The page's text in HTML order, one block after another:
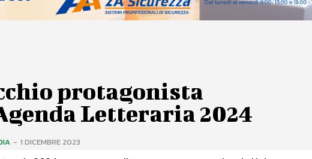
protagonista
Letteraria 2024
- 1 DICEMBRE 2023